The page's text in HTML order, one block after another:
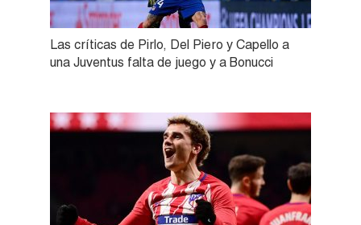
Las críticas de Pirlo, Del Piero y Capello a
una Juventus falta de juego y a Bonucci